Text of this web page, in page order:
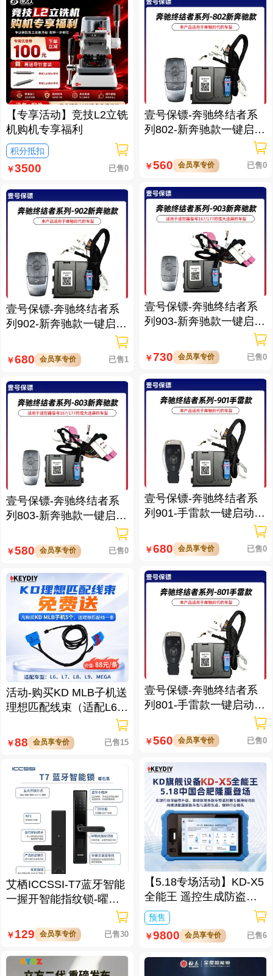
【专享活动】竞技L2立铣
机购机专享福利
积分抵扣
￥3500 已售0
壹号保镖-奔驰终结者系
列902-新奔驰款一键启动
￥680 会员享专价 已售1
壹号保镖-奔驰终结者系
列803-新奔驰款一键启动
￥580 会员享专价 已售0
活动-购买KD MLB子机送
理想匹配线束（适配L6/L
￥88 会员享专价 已售15
艾栖ICCSSI-T7蓝牙智能
一握开智能指纹锁-曜石
黑 多方式开锁 蓝牙智能
管理
￥129 会员享专价 已售30
壹号保镖-奔驰终结者系
列802-新奔驰款一键启动
￥560 会员享专价 已售0
壹号保镖-奔驰终结者系
列903-新奔驰款一键启动
￥730 会员享专价 已售0
壹号保镖-奔驰终结者系
列901-手雷款一键启动带
￥680 会员享专价 已售0
壹号保镖-奔驰终结者系
列801-手雷款一键启动免
￥560 会员享专价 已售0
【5.18专场活动】KD-X5
全能王 遥控生成防盗匹
配仪
预售
￥9800 会员享专价 已售6